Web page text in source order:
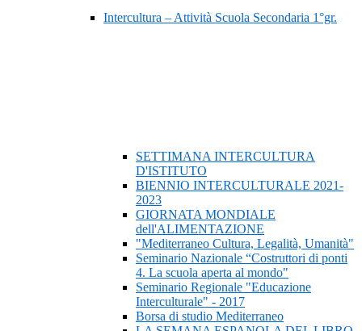
Intercultura – Attività Scuola Secondaria 1°gr.
SETTIMANA INTERCULTURA
D'ISTITUTO
BIENNIO INTERCULTURALE 2021-
2023
GIORNATA MONDIALE
dell'ALIMENTAZIONE
"Mediterraneo Cultura, Legalità, Umanità"
Seminario Nazionale “Costruttori di ponti
4. La scuola aperta al mondo"
Seminario Regionale "Educazione
Interculturale" - 2017
Borsa di studio Mediterraneo